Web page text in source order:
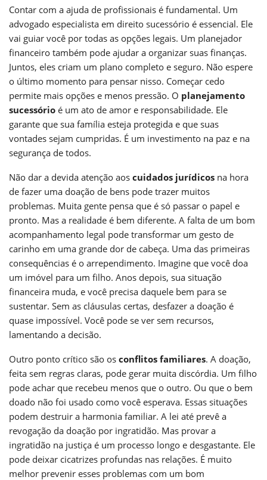
Contar com a ajuda de profissionais é fundamental. Um
advogado especialista em direito sucessório é essencial. Ele
vai guiar você por todas as opções legais. Um planejador
financeiro também pode ajudar a organizar suas finanças.
Juntos, eles criam um plano completo e seguro. Não espere
o último momento para pensar nisso. Começar cedo
permite mais opções e menos pressão. O planejamento
sucessório é um ato de amor e responsabilidade. Ele
garante que sua família esteja protegida e que suas
vontades sejam cumpridas. É um investimento na paz e na
segurança de todos.
Não dar a devida atenção aos cuidados jurídicos na hora
de fazer uma doação de bens pode trazer muitos
problemas. Muita gente pensa que é só passar o papel e
pronto. Mas a realidade é bem diferente. A falta de um bom
acompanhamento legal pode transformar um gesto de
carinho em uma grande dor de cabeça. Uma das primeiras
consequências é o arrependimento. Imagine que você doa
um imóvel para um filho. Anos depois, sua situação
financeira muda, e você precisa daquele bem para se
sustentar. Sem as cláusulas certas, desfazer a doação é
quase impossível. Você pode se ver sem recursos,
lamentando a decisão.
Outro ponto crítico são os conflitos familiares. A doação,
feita sem regras claras, pode gerar muita discórdia. Um filho
pode achar que recebeu menos que o outro. Ou que o bem
doado não foi usado como você esperava. Essas situações
podem destruir a harmonia familiar. A lei até prevê a
revogação da doação por ingratidão. Mas provar a
ingratidão na justiça é um processo longo e desgastante. Ele
pode deixar cicatrizes profundas nas relações. É muito
melhor prevenir esses problemas com um bom